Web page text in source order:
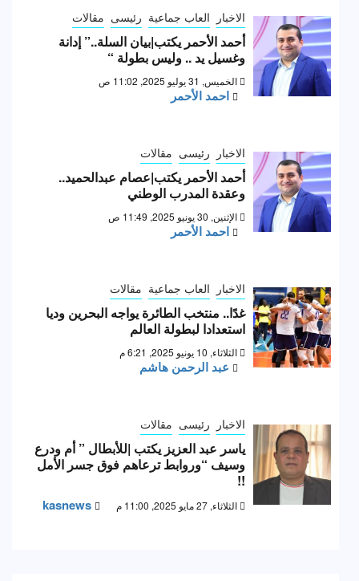
الاخبار العاب جماعية رئيسى مقالات
أحمد الأحمر يكتب|بيان السلة..” إدانة
وغسيل يد .. وليس بطولة “
الخميس, 31 يوليو 2025, 11:02 ص
احمد الأحمر
الاخبار رئيسى مقالات
أحمد الأحمر يكتب|عصام عبدالحميد..
وعقدة المدرب الوطني
الإثنين, 30 يونيو 2025, 11:49 ص
احمد الأحمر
الاخبار العاب جماعية مقالات
غدًا.. منتخب الطائرة يواجه البحرين وديا
استعدادا لبطولة العالم
الثلاثاء, 10 يونيو 2025, 6:21 م
عبد الرحمن هاشم
الاخبار رئيسى مقالات
ياسر عبد العزيز يكتب |للأبطال ” أم ودرع
وسيف “وروابط ترعاهم فوق جسر الأمل
!!
الثلاثاء, 27 مايو 2025, 11:00 م kasnews